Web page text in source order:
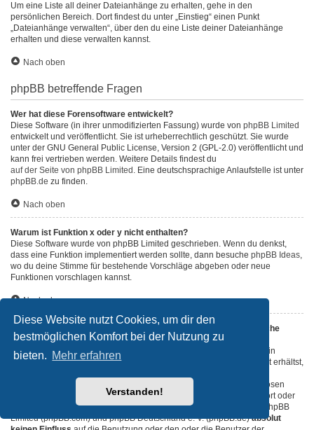
Diese Website nutzt Cookies, um dir den
bestmöglichen Komfort bei der Nutzung zu
bieten. Mehr erfahren
Verstanden!
Um eine Liste all deiner Dateianhänge zu erhalten, gehe in den
persönlichen Bereich. Dort findest du unter „Einstieg“ einen Punkt
„Dateianhänge verwalten“, über den du eine Liste deiner Dateianhänge
erhalten und diese verwalten kannst.
Nach oben
phpBB betreffende Fragen
Wer hat diese Forensoftware entwickelt?
Diese Software (in ihrer unmodifizierten Fassung) wurde von phpBB Limited
entwickelt und veröffentlicht. Sie ist urheberrechtlich geschützt. Sie wurde
unter der GNU General Public License, Version 2 (GPL-2.0) veröffentlicht und
kann frei vertrieben werden. Weitere Details findest du
auf der Seite von phpBB Limited . Eine deutschsprachige Anlaufstelle ist unter
phpBB.de zu finden.
Nach oben
Warum ist Funktion x oder y nicht enthalten?
Diese Software wurde von phpBB Limited geschrieben. Wenn du denkst,
dass eine Funktion implementiert werden sollte, dann besuche phpBB Ideas,
wo du deine Stimme für bestehende Vorschläge abgeben oder neue
Funktionen vorschlagen kannst.
Nach oben
An wen soll ich mich wenden, falls es Beschwerden oder juristische
Anfragen zu diesem Forum gibt?
Jeder Administrator, der auf der „Das Team“-Seite aufgeführt ist, ist ein
geeigneter Kontakt für deine Beschwerde. Wenn du so keine Antwort erhältst,
durch) oder — falls diese Seite bei einem kostenlosen
Webhoster wie z. B. Yahoo!, free.fr, funpic.de usw. liegt — den Support oder
den Abuse-Kontakt des betreffenden Dienstes. Bitte beachte, dass phpBB
Limited (phpBB.com) und phpBB Deutschland e. V. (phpBB.de)absolut